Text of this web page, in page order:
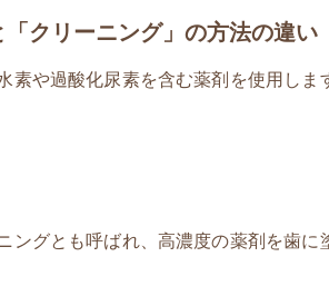
クリーニング」の方法の違い
素や過酸化尿素を含む薬剤を使用し
ングとも呼ばれ、高濃度の薬剤を歯